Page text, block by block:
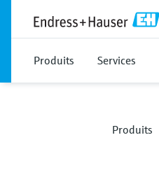
Produits Services
Produits